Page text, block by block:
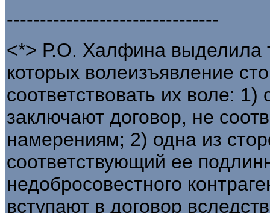
--------------------------------
<*> Р.О. Халфина выделила
которых волеизъявление
соответствовать их воле:
заключают договор, не
намерениям; 2) одна из
соответствующий ее
недобросовестного
вступают в договор